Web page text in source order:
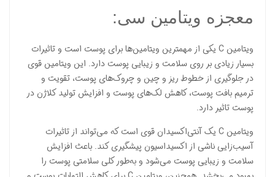
معجزه ویتامین سی:
ویتامین C یکی از مهمترین ویتامین‌ها برای پوست است و تاثیرات
بسیار زیادی بر روی سلامت و زیبایی پوست دارد. این ویتامین قوی
در جلوگیری از خطوط ریز و چین و چروک‌های پوست، تقویت و
ترمیم بافت پوست، کاهش لک‌های پوست و افزایش تولید کلاژن در
پوست تاثیر دارد.
ویتامین C یک آنتی‌اکسیدان قوی است که می‌تواند از تاثیرات
آسیب‌زایی ناشی از اکسیداسیون پیشگیری کند. باعث افزایش
سلامت و زیبایی پوست می‌شود و به‌طور کلی سلامتی پوست را